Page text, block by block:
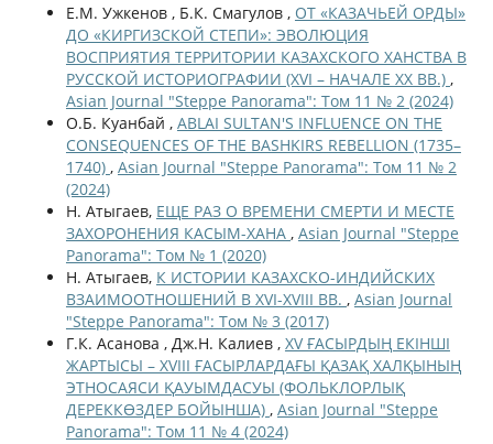
Е.М. Ужкенов , Б.К. Смагулов , ОТ «КАЗАЧЬЕЙ ОРДЫ»
ДО «КИРГИЗСКОЙ СТЕПИ»: ЭВОЛЮЦИЯ
ВОСПРИЯТИЯ ТЕРРИТОРИИ КАЗАХСКОГО ХАНСТВА В
РУССКОЙ ИСТОРИОГРАФИИ (XVI – НАЧАЛЕ XX ВВ.) ,
Asian Journal "Steppe Panorama": Том 11 № 2 (2024)
О.Б. Куанбай , ABLAI SULTAN'S INFLUENCE ON THE
CONSEQUENCES OF THE BASHKIRS REBELLION (1735–
1740) , Asian Journal "Steppe Panorama": Том 11 № 2
(2024)
Н. Атыгаев, ЕЩЕ РАЗ О ВРЕМЕНИ СМЕРТИ И МЕСТЕ
ЗАХОРОНЕНИЯ КАСЫМ-ХАНА , Asian Journal "Steppe
Panorama": Том № 1 (2020)
Н. Атыгаев, К ИСТОРИИ КАЗАХСКО-ИНДИЙСКИХ
ВЗАИМООТНОШЕНИЙ В XVI-XVIII ВВ. , Asian Journal
"Steppe Panorama": Том № 3 (2017)
Г.К. Асанова , Дж.Н. Калиев , XV ҒАСЫРДЫҢ ЕКІНШІ
ЖАРТЫСЫ – XVIII ҒАСЫРЛАРДАҒЫ ҚАЗАҚ ХАЛҚЫНЫҢ
ЭТНОСАЯСИ ҚАУЫМДАСУЫ (ФОЛЬКЛОРЛЫҚ
ДЕРЕККӨЗДЕР БОЙЫНША) , Asian Journal "Steppe
Panorama": Том 11 № 4 (2024)